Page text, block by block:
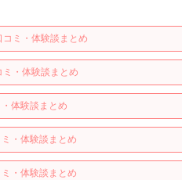
ミ・体験談まとめ
・体験談まとめ
体験談まとめ
・体験談まとめ
・体験談まとめ